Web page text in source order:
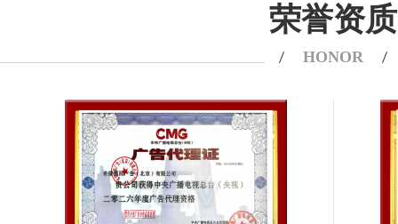
荣誉资质
HONOR